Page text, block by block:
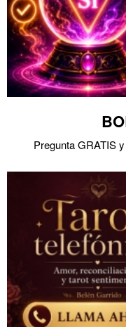
Pregunta GRATIS